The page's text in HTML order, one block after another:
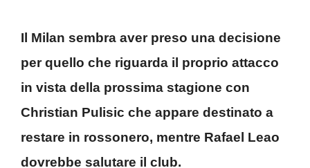
Il Milan sembra aver preso una decisione
per quello che riguarda il proprio attacco
in vista della prossima stagione con
Christian Pulisic che appare destinato a
restare in rossonero, mentre Rafael Leao
dovrebbe salutare il club.